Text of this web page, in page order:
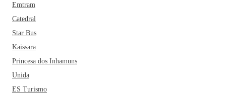
Emtram
Catedral
Star Bus
Kaissara
Princesa dos Inhamuns
Unida
ES Turismo